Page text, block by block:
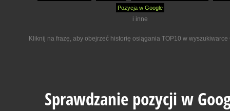
Pozycja w Google
i inne
Kliknij na frazę, aby obejrzeć historię osiągania TOP10 w wyszukiwarce
Sprawdzanie pozycji w